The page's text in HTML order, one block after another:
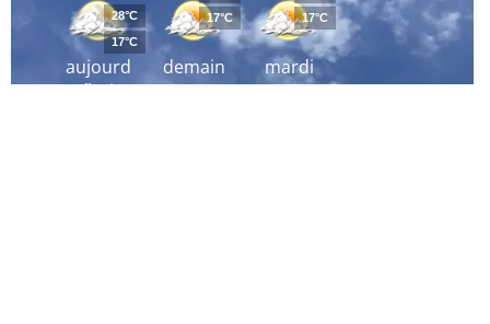
aujourd
´hui
28°C
17°C
demain
17°C
mardi
17°C